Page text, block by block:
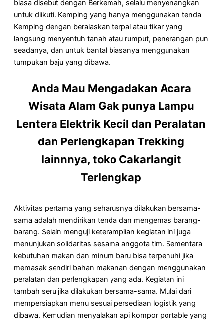
biasa disebut dengan Berkemah, selalu menyenangkan
untuk diikuti. Kemping yang hanya menggunakan tenda
Kemping dengan beralaskan terpal atau tikar yang
langsung menyentuh tanah atau rumput, penerangan pun
seadanya, dan untuk bantal biasanya menggunakan
tumpukan baju yang dibawa.
Anda Mau Mengadakan Acara
Wisata Alam Gak punya Lampu
Lentera Elektrik Kecil dan Peralatan
dan Perlengkapan Trekking
lainnnya, toko Cakarlangit
Terlengkap
Aktivitas pertama yang seharusnya dilakukan bersama-
sama adalah mendirikan tenda dan mengemas barang-
barang. Selain menguji keterampilan kegiatan ini juga
menunjukan solidaritas sesama anggota tim. Sementara
kebutuhan makan dan minum baru bisa terpenuhi jika
memasak sendiri bahan makanan dengan menggunakan
peralatan dan perlengkapan yang ada. Kegiatan ini
tambah seru jika dilakukan bersama-sama. Mulai dari
mempersiapkan menu sesuai persediaan logistik yang
dibawa. Kemudian menyalakan api kompor portable yang